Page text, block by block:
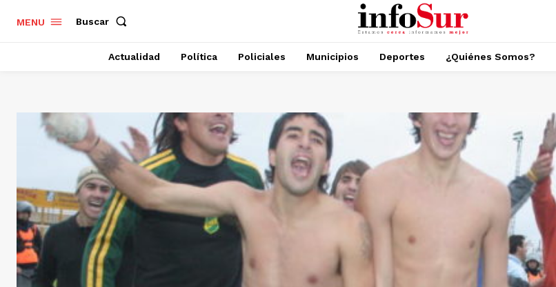
MENU Buscar
Actualidad Política Policiales Municipios Deportes ¿Quiénes Somos?